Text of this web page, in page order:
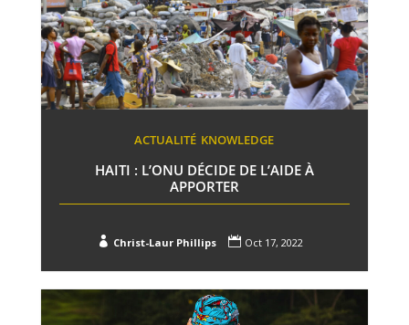
ACTUALITÉ KNOWLEDGE
HAITI : L’ONU DÉCIDE DE L’AIDE À
APPORTER
 Christ-Laur Phillips  Oct 17, 2022